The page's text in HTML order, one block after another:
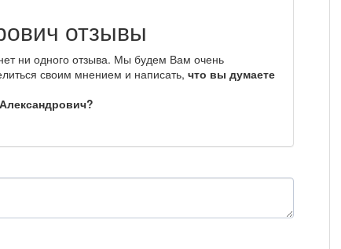
отзывы
ни одного отзыва. Мы будем Вам очень
своим мнением и написать, что вы думаете